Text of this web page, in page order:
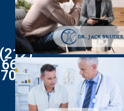
(212)
661-
7003